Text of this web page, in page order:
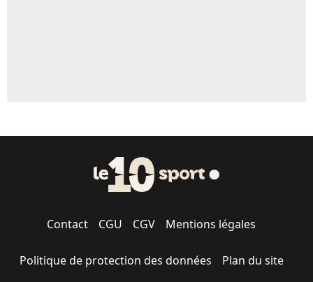
Contact CGU CGV Mentions légales
Politique de protection des données Plan du site